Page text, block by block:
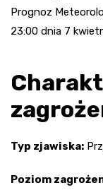
Prognoz
23:00 dnia 7
Typ zjawiska:
Poziom